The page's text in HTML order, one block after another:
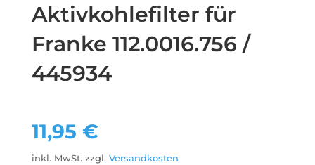
Aktivkohlefilter für
Franke 112.0016.756 /
445934
11,95 €
inkl. MwSt. zzgl. Versandkosten